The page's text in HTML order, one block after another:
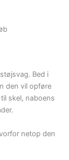
Bed i
den vil opføre
skel, naboens
netop den